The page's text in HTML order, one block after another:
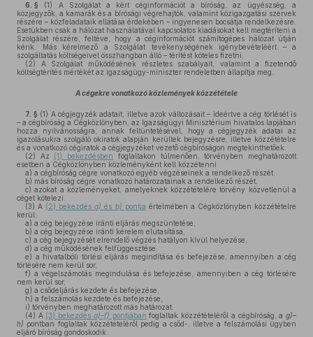
6. § (1)
A Szolgálat a kért céginformációt a bíróság, az ügyészség, a
közjegyzők, a kamarák és a bírósági végrehajtók, valamint közigazgatási szervek
részére – közfeladataik ellátása érdekében – ingyenesen bocsátja rendelkezésre.
Esetükben csak a hálózat használatával kapcsolatos kiadásokat kell megtéríteni a
Szolgálat részére, feltéve, hogy a céginformációt számítógépes hálózat útján
kérik. Más kérelmező a Szolgálat tevékenységének igénybevételéért – a
szolgáltatás költségeivel összhangban álló – térítést köteles fizetni.
(2) A Szolgálat működésének részletes szabályait, valamint a fizetendő
költségtérítés mértékét az igazságügy-miniszter rendeletben állapítja meg.
A cégekre vonatkozó közlemények közzététele
7. § (1) A cégjegyzék adatait, illetve azok változásait – ideértve a cég törlését is
– a cégbíróság a Cégközlönyben, az Igazságügyi Minisztérium hivatalos lapjában
hozza nyilvánosságra, annak feltüntetésével, hogy a cégjegyzék adatai az
igazolásukra szolgáló okiratok alapján kerültek bejegyzésre, illetve közzétételre
és a vonatkozó cégiratok a cégjegyzéket vezető cégbíróságon megtekinthetőek.
(2) Az (1) bekezdésben foglaltakon túlmenően, törvényben meghatározott
esetben a Cégközlönyben közleményként kell közzétenni
a) a cégbíróság cégre vonatkozó egyéb végzéseinek a rendelkező részét,
b) más bíróság cégre vonatkozó határozatainak a rendelkező részét,
c) azokat a közleményeket, amelyeknek közzétételére törvény közvetlenül a
céget kötelezi.
(3) A (2) bekezdésa) és b) pontja értelmében a Cégközlönyben közzétételre
kerül:
a) a cég bejegyzése iránti eljárás megszüntetése,
b) a cég bejegyzése iránti kérelem elutasítása,
c) a cég bejegyzését elrendelő végzés hatályon kívül helyezése,
d) a cég működésének felfüggesztése,
e) a hivatalbóli törlési eljárás megindítása és befejezése, amennyiben a cég
törlésére nem kerül sor,
f) a végelszámolás megindulása és befejezése, amennyiben a cég törlésére
nem kerül sor,
g) a csődeljárás kezdete és befejezése,
h) a felszámolás kezdete és befejezése,
i) törvényben meghatározott más határozat.
(4) A (3) bekezdés a)–f) pontjában foglaltak közzétételéről a cégbíróság, ag)–
h) pontban foglaltak közzétételéről pedig a csőd-, illetve a felszámolási ügyben
eljáró bíróság gondoskodik.